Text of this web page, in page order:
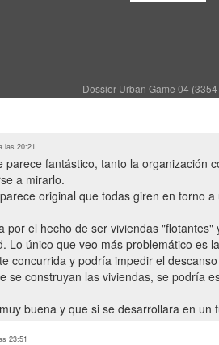
Dossier Urban Game 04
las 20:21
parece fantástico, tanto la organización
a mirarlo.
original que todas giren en torno
por el hecho de ser viviendas
Lo único que veo más problemático es
concurrida y podría impedir el
se construyan las viviendas, se podría
buena y que si se desarrollara en un
23:51